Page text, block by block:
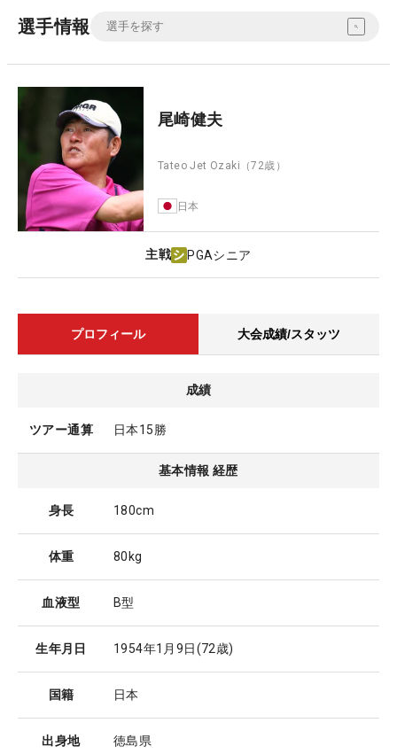
選手情報
尾崎健夫
Tateo Jet Ozaki （72歳）
日本
主戦 PGAシニア
プロフィール 大会成績/スタッツ
成績
ツアー通算 日本15勝
基本情報 経歴
身長 180cm
体重 80kg
血液型 B型
生年月日 1954年1月9日(72歳)
国籍 日本
出身地 徳島県